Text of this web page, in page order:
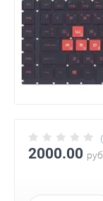
2000.00 руб.